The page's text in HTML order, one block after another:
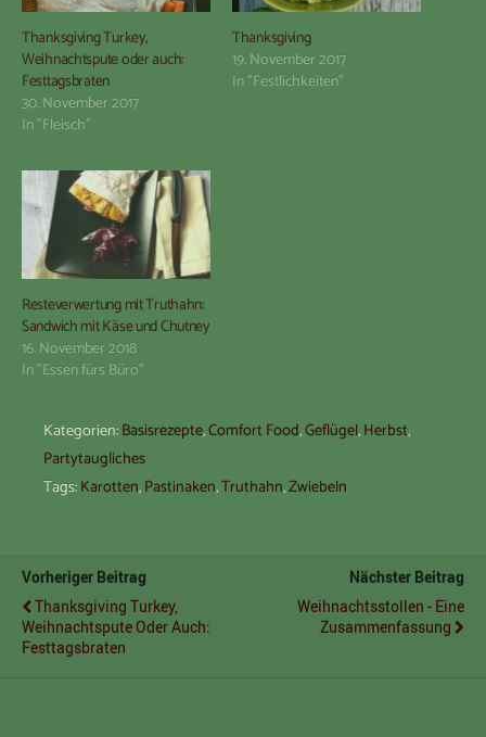
Thanksgiving Turkey,
Weihnachtspute oder auch:
Festtagsbraten
30. November 2017
In "Fleisch"
Thanksgiving
19. November 2017
In "Festlichkeiten"
Resteverwertung mit Truthahn:
Sandwich mit Käse und Chutney
16. November 2018
In "Essen fürs Büro"
Kategorien:Basisrezepte,Comfort Food,Geflügel,Herbst,
Partytaugliches
Tags:Karotten,Pastinaken,Truthahn,Zwiebeln
Vorheriger Beitrag
Thanksgiving Turkey,
Weihnachtspute Oder Auch:
Festtagsbraten
Nächster Beitrag
Weihnachtsstollen - Eine
Zusammenfassung